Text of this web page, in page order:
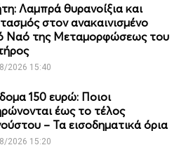
Λαμπρά θυρανοίξια και
στον ανακαινισμένο
Ναό της Μεταμορφώσεως του
2026 15:40
150 ευρώ: Ποιοι
έως το τέλος
– Τα εισοδηματικά όρια
2026 15:20